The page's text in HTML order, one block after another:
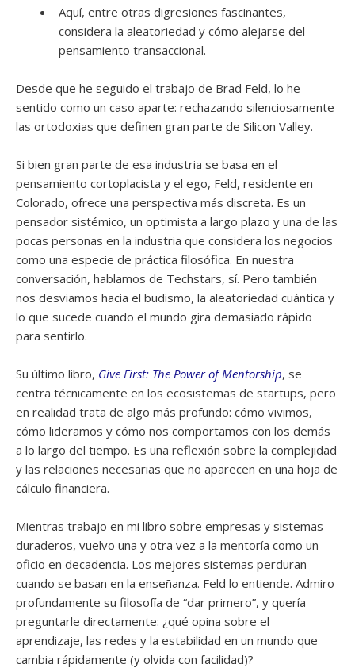
Aquí, entre otras digresiones fascinantes,
considera la aleatoriedad y cómo alejarse del
pensamiento transaccional.
Desde que he seguido el trabajo de Brad Feld, lo he
sentido como un caso aparte: rechazando silenciosamente
las ortodoxias que definen gran parte de Silicon Valley.
Si bien gran parte de esa industria se basa en el
pensamiento cortoplacista y el ego, Feld, residente en
Colorado, ofrece una perspectiva más discreta. Es un
pensador sistémico, un optimista a largo plazo y una de las
pocas personas en la industria que considera los negocios
como una especie de práctica filosófica. En nuestra
conversación, hablamos de Techstars, sí. Pero también
nos desviamos hacia el budismo, la aleatoriedad cuántica y
lo que sucede cuando el mundo gira demasiado rápido
para sentirlo.
Su último libro, Give First: The Power of Mentorship, se
centra técnicamente en los ecosistemas de startups, pero
en realidad trata de algo más profundo: cómo vivimos,
cómo lideramos y cómo nos comportamos con los demás
a lo largo del tiempo. Es una reflexión sobre la complejidad
y las relaciones necesarias que no aparecen en una hoja de
cálculo financiera.
Mientras trabajo en mi libro sobre empresas y sistemas
duraderos, vuelvo una y otra vez a la mentoría como un
oficio en decadencia. Los mejores sistemas perduran
cuando se basan en la enseñanza. Feld lo entiende. Admiro
profundamente su filosofía de “dar primero”, y quería
preguntarle directamente: ¿qué opina sobre el
aprendizaje, las redes y la estabilidad en un mundo que
cambia rápidamente (y olvida con facilidad)?